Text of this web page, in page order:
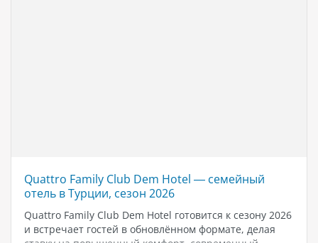
Quattro Family Club Dem Hotel — семейный
отель в Турции, сезон 2026
Quattro Family Club Dem Hotel готовится к сезону 2026
и встречает гостей в обновлённом формате, делая